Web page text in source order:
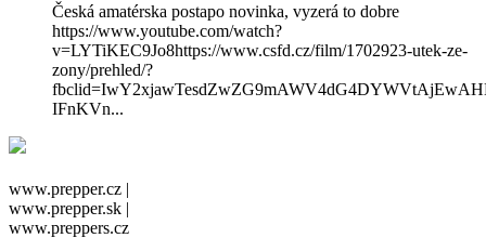
Česká amatérska postapo novinka, vyzerá to dobre
https://www.youtube.com/watch?
v=LYTiKEC9Jo8https://www.csfd.cz/film/1702923-utek-ze-
zony/prehled/?
IFnKVn...
www.prepper.cz |
www.prepper.sk |
www.preppers.cz